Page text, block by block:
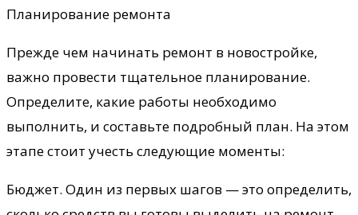
Планирование ремонта
Прежде чем начинать ремонт в новостройке,
важно провести тщательное планирование.
Определите, какие работы необходимо
выполнить, и составьте подробный план. На этом
этапе стоит учесть следующие моменты:
Бюджет. Один из первых шагов — это определить,